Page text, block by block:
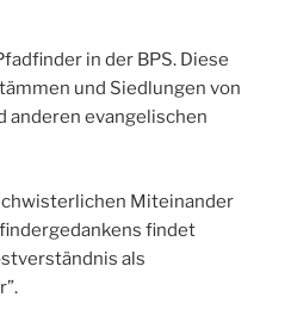
in der BPS. Diese
und Siedlungen von
anderen evangelischen
Miteinander
findet
als